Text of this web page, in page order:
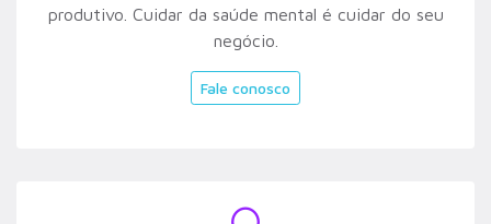
produtivo. Cuidar da saúde mental é cuidar do seu
negócio.
Fale conosco